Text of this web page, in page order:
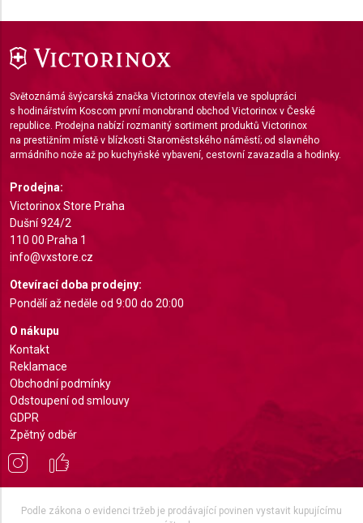
Světoznámá švýcarská značka Victorinox otevřela ve spolupráci
s hodinářstvím Koscom první monobrand obchod Victorinox v České
republice. Prodejna nabízí rozmanitý sortiment produktů Victorinox
na prestižním místě v blízkosti Staroměstského náměstí; od slavného
armádního nože až po kuchyňské vybavení, cestovní zavazadla a hodinky.
Prodejna:
Victorinox Store Praha
Dušní 924/2
110 00 Praha 1
info@vxstore.cz
Otevírací doba prodejny:
Pondělí až neděle od 9:00 do 20:00
O nákupu
Kontakt
Reklamace
Obchodní podmínky
Odstoupení od smlouvy
GDPR
Zpětný odběr
Podle zákona o evidenci tržeb je prodávající povinen vystavit kupujícímu
Develop and improve services
IAB Special Features:
Use precise geolocation data
requested
Non-IAB processing purposes:
Necessary
Performance
Functional
Advertising